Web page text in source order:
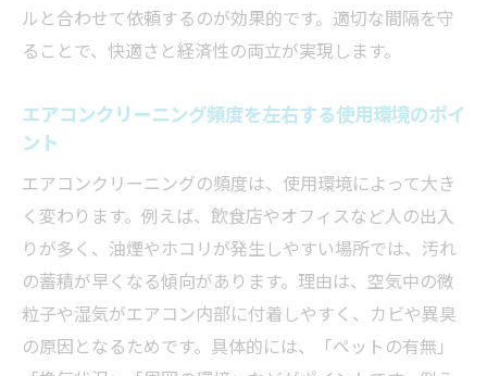
天井埋め込み型の簡単フィルター掃除方法
と注意点
のコツ
清掃の手順
エアコンクリーニングを安全に行うための
準備と道具選び
天井エアコンの性能維持と節約の秘訣
エアコンクリーニングで実現する天井式の
性能維持術
ルと合わせて依頼するのが効果的です。適切な間隔を守
ることで、快適さと経済性の両立が実現します。
エアコンクリーニング頻度を左右する使用環境のポイ
ント
エアコンクリーニングの頻度は、使用環境によって大き
く変わります。例えば、飲食店やオフィスなど人の出入
りが多く、油煙やホコリが発生しやすい場所では、汚れ
の蓄積が早くなる傾向があります。理由は、空気中の微
粒子や湿気がエアコン内部に付着しやすく、カビや異臭
の原因となるためです。具体的には、「ペットの有無」